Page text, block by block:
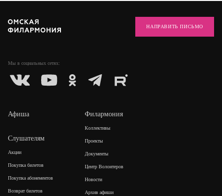
Мы в социальных сетях:
НАПРАВИТЬ ПИСЬМО
Афиша
Слушателям
Акции
Покупка билетов
Покупка абонементов
Возврат билетов
Филармония
Коллективы
Проекты
Документы
Центр Волонтеров
Новости
Архив афиши